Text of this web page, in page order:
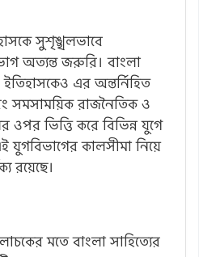
সুশৃঙ্খলভাবে
অত্যন্ত জরুরি। বাংলা
এর অন্তর্নিহিত
সমসাময়িক রাজনৈতিক ও
ওপর ভিত্তি করে বিভিন্ন যুগে
যুগবিভাগের কালসীমা নিয়ে
রয়েছে।
মতে বাংলা সাহিত্যের